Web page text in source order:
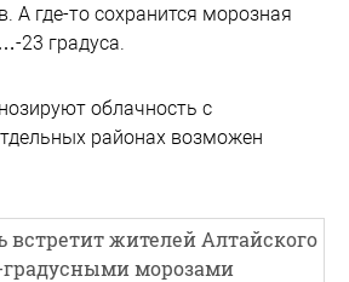
А где-то сохранится морозная
23 градуса.
облачность с
районах возможен
встретит жителей Алтайского
градусными морозами